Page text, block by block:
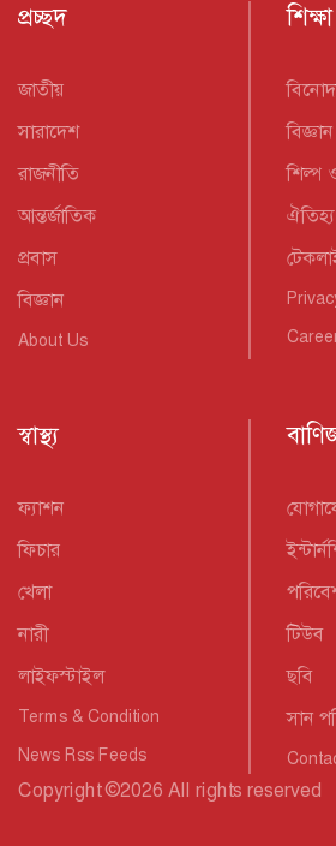
প্রচ্ছদ
জাতীয়
সারাদেশ
রাজনীতি
আন্তর্জাতিক
প্রবাস
বিজ্ঞান
About Us
শিক্ষা
বিজ্ঞান
শিল্প
স্বাস্থ্য
ফ্যাশন
ফিচার
খেলা
নারী
লাইফস্টাইল
Terms & Condition
News Rss Feeds
টিউব
ছবি
সান
Copyright©2026 All rights reserved